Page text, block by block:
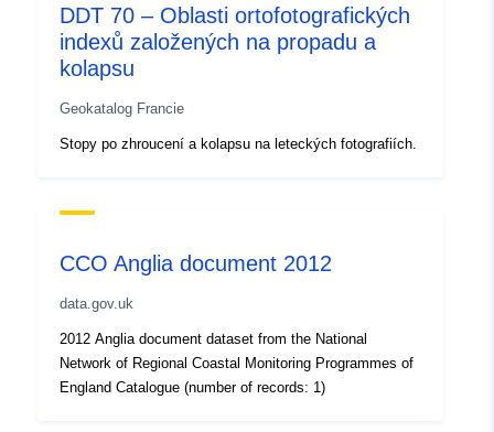
DDT 70 – Oblasti ortofotografických
indexů založených na propadu a
kolapsu
Geokatalog Francie
Stopy po zhroucení a kolapsu na leteckých fotografiích.
CCO Anglia document 2012
data.gov.uk
2012 Anglia document dataset from the National
Network of Regional Coastal Monitoring Programmes of
England Catalogue (number of records: 1)